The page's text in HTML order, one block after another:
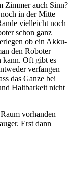
Zimmer auch Sinn?
in der Mitte
vielleicht noch
schon ganz
ob ein Akku-
den Roboter
kann. Oft gibt es
verfangen
das Ganze bei
Haltbarkeit nicht
vorhanden
Erst dann